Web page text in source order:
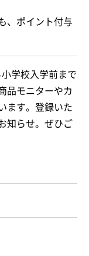
、ポイント付与
学校入学前まで
品モニターやカ
ます。登録いた
知らせ。ぜひご